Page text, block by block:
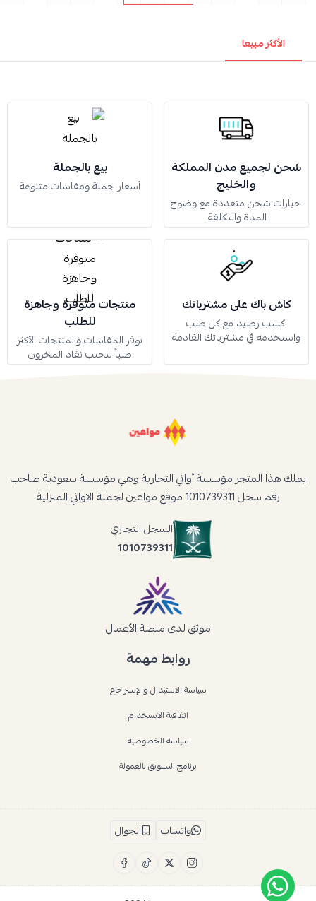
الأكثر مبيعا
شحن لجميع مدن المملكة
والخليج
خيارات شحن متعددة مع وضوح
المدة والتكلفة.
بيع بالجملة
أسعار جملة ومقاسات متنوعة
كاش باك على مشترياتك
اكسب رصيد مع كل طلب
واستخدمه في مشترياتك القادمة
منتجات متوفرة وجاهزة
للطلب
نوفر المقاسات والمنتجات الأكثر
طلباً لتجنب نفاد المخزون
روابط مهمة
سياسة الاستبدال والإسترجاع
اتفاقية الاستخدام
سياسة الخصوصية
برنامج التسويق بالعمولة
يملك هذا المتجر مؤسسة أواني التجارية وهي مؤسسة سعودية صاحب
رقم سجل 1010739311 موقع مواعين لجملة الاواني المنزلية
السجل التجاري
1010739311
موثق لدى منصة الأعمال
واتساب الجوال